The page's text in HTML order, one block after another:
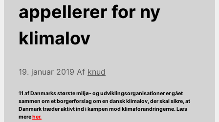
appellerer for ny
klimalov
19. januar 2019 Af knud
11 af Danmarks største miljø- og udviklingsorganisationer er gået
sammen om et borgerforslag om en dansk klimalov, der skal sikre, at
Danmark træder aktivt ind i kampen mod klimaforandringerne. Læs
mereher.